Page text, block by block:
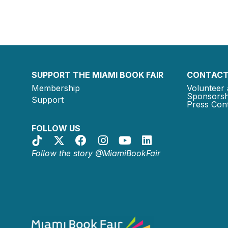
SUPPORT THE MIAMI BOOK FAIR
Membership
Support
FOLLOW US
Follow the story @MiamiBookFair
Volunteer
Press